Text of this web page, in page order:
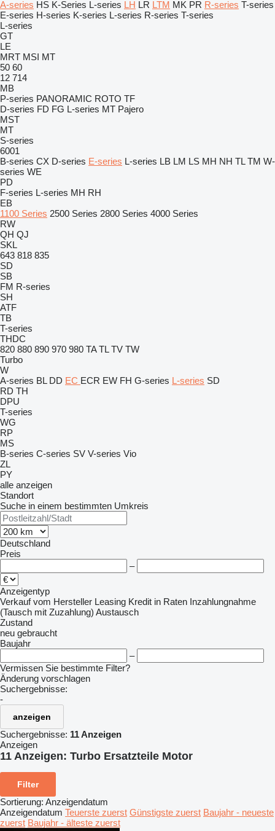
A-series HS K-Series L-series LH LR LTM MK PR R-series T-series
E-series H-series K-series L-series R-series T-series
L-series
GT
LE
MRT MSI MT
50 60
12 714
MB
P-series PANORAMIC ROTO TF
D-series FD FG L-series MT Pajero
MST
MT
S-series
6001
B-series CX D-series E-series L-series LB LM LS MH NH TL TM W-
series WE
PD
F-series L-series MH RH
EB
1100 Series 2500 Series 2800 Series 4000 Series
RW
QH QJ
SKL
643 818 835
SD
SB
FM R-series
SH
ATF
TB
T-series
THDC
820 880 890 970 980 TA TL TV TW
Turbo
W
A-series BL DD EC ECR EW FH G-series L-series SD
RD TH
DPU
T-series
WG
RP
MS
B-series C-series SV V-series Vio
ZL
PY
alle anzeigen
Standort
Suche in einem bestimmten Umkreis
Deutschland
Preis
–
Anzeigentyp
Verkauf vom Hersteller Leasing Kredit in Raten Inzahlungnahme
(Tausch mit Zuzahlung) Austausch
Zustand
neu gebraucht
Baujahr
–
Vermissen Sie bestimmte Filter?
Änderung vorschlagen
Suchergebnisse:
-
anzeigen
Suchergebnisse: 11 Anzeigen
Anzeigen
11 Anzeigen: Turbo Ersatzteile Motor
Filter
Sortierung: Anzeigendatum
Anzeigendatum Teuerste zuerst Günstigste zuerst Baujahr - neueste
zuerst Baujahr - älteste zuerst